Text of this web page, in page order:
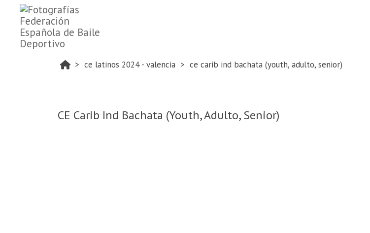
ce latinos 2024 - valencia ce carib ind bachata (youth, adulto, senior)
CE Carib Ind Bachata (Youth, Adulto, Senior)